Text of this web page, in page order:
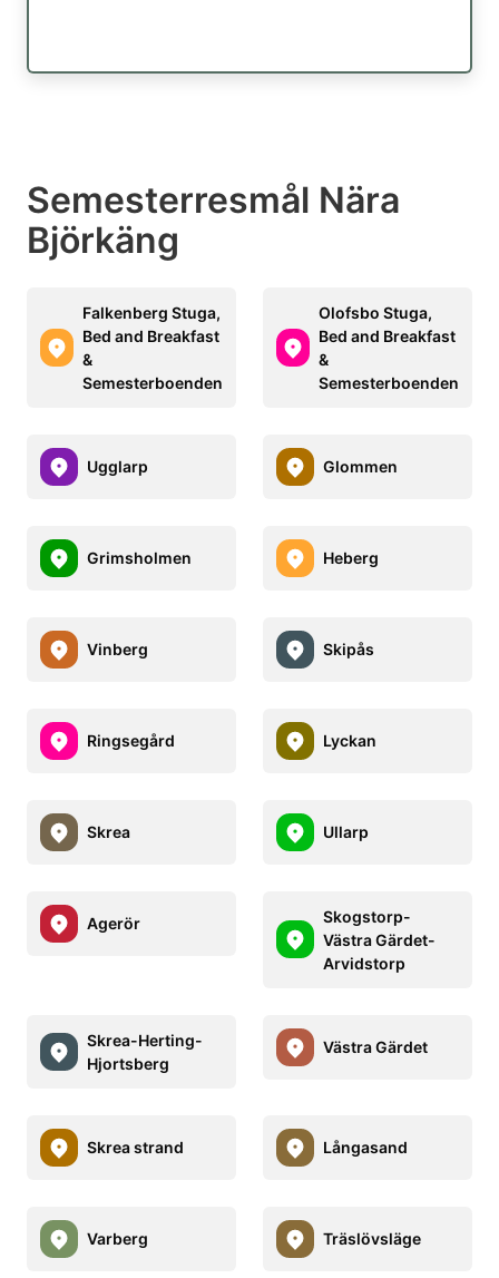
Semesterresmål Nära
Björkäng
Falkenberg Stuga,
Bed and Breakfast
&
Semesterboenden
Olofsbo Stuga,
Bed and Breakfast
&
Semesterboenden
Ugglarp Glommen
Grimsholmen Heberg
Vinberg Skipås
Ringsegård Lyckan
Skrea Ullarp
Agerör
Skogstorp-
Västra Gärdet-
Arvidstorp
Skrea-Herting-
Hjortsberg
Västra Gärdet
Skrea strand Långasand
Varberg Träslövsläge